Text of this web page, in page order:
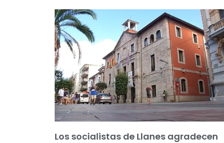
Los socialistas de Llanes agradecen